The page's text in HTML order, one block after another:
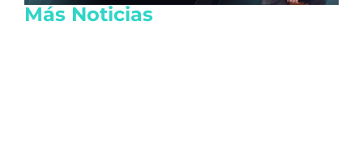
Más Noticias